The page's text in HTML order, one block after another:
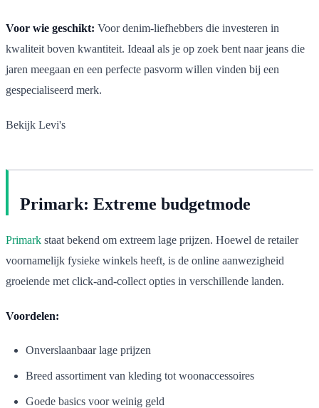
Voor wie geschikt: Voor denim-liefhebbers die investeren in
kwaliteit boven kwantiteit. Ideaal als je op zoek bent naar jeans die
jaren meegaan en een perfecte pasvorm willen vinden bij een
gespecialiseerd merk.
Bekijk Levi's
Primark: Extreme budgetmode
Primark staat bekend om extreem lage prijzen. Hoewel de retailer
voornamelijk fysieke winkels heeft, is de online aanwezigheid
groeiende met click-and-collect opties in verschillende landen.
Voordelen:
Onverslaanbaar lage prijzen
Breed assortiment van kleding tot woonaccessoires
Goede basics voor weinig geld